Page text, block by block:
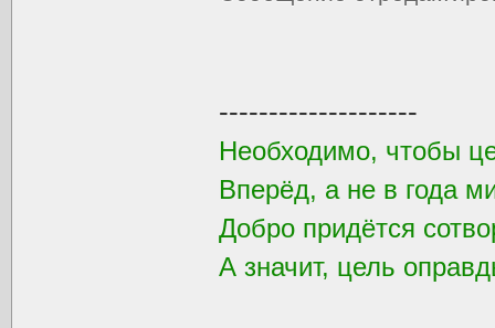
--------------------
Необходимо, чтобы
Вперёд, а не в года
Добро придётся
А значит, цель